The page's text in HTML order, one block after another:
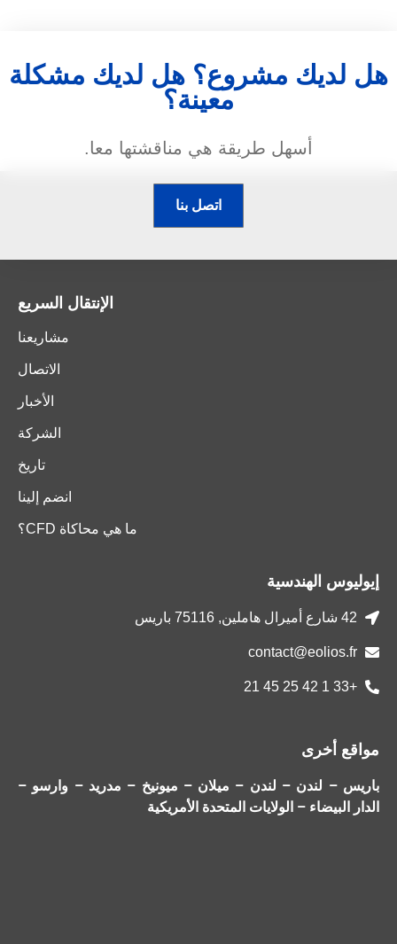
هل لديك مشروع؟ هل لديك مشكلة
معينة؟
أسهل طريقة هي مناقشتها معا.
اتصل بنا
الإنتقال السريع
مشاريعنا
الاتصال
الأخبار
الشركة
تاريخ
انضم إلينا
ما هي محاكاة CFD؟
إيوليوس الهندسية
42 شارع أميرال هاملين, 75116 باريس
contact@eolios.fr
+33 1 42 25 45 21
مواقع أخرى
باريس – لندن – لندن – ميلان – ميونيخ – مدريد – وارسو –
الدار البيضاء – الولايات المتحدة الأمريكية